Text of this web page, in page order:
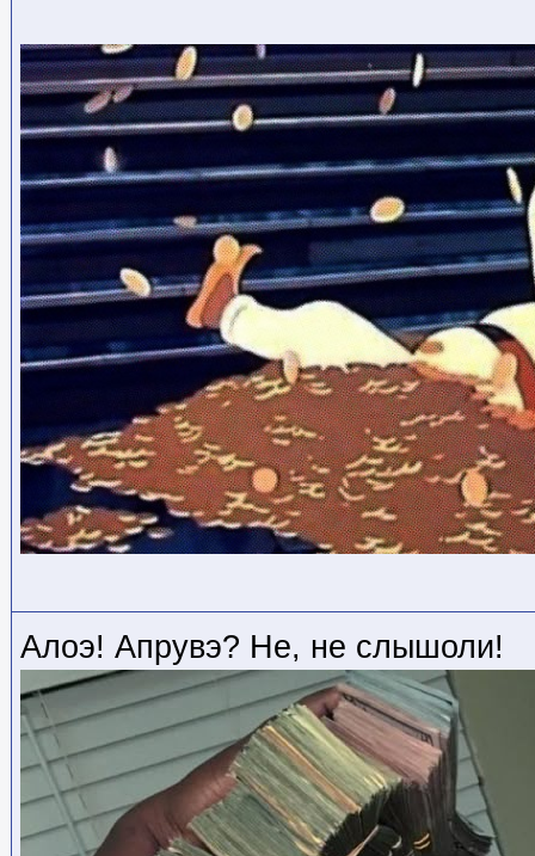
Алоэ! Апрувэ? Не, не слышоли!